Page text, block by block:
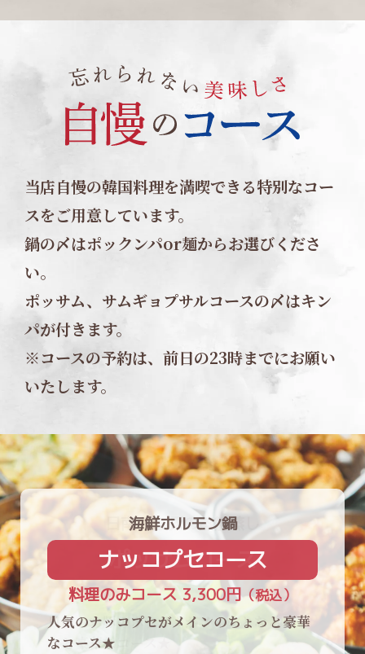
当店自慢の韓国料理を満喫できる特別なコー
スをご用意しています。
鍋の〆はポックンパor麺からお選びくださ
い。
ポッサム、サムギョプサルコースの〆はキン
パが付きます。
※コースの予約は、前日の23時までにお願い
いたします。
（税込）
（税込）
海鮮ホルモン鍋
ナッコプセコース
料理のみコース 3,300円（税込）
人気のナッコプセがメインのちょっと豪華
なコース★
（税込）